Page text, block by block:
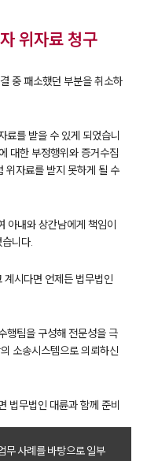
펌
위자료 청구
중 패소했던 부분을 취소하
료를 받을 수 있게 되었습니
대한 부정행위와 증거수집
위자료를 받지 못하게 될 수
아내와 상간남에게 책임이
니다.
계시다면 언제든 법무법인
행팀을 구성해 전문성을 극
소송시스템으로 의뢰하신
법무법인 대륜과 함께 준비
무 사례를 바탕으로 일부